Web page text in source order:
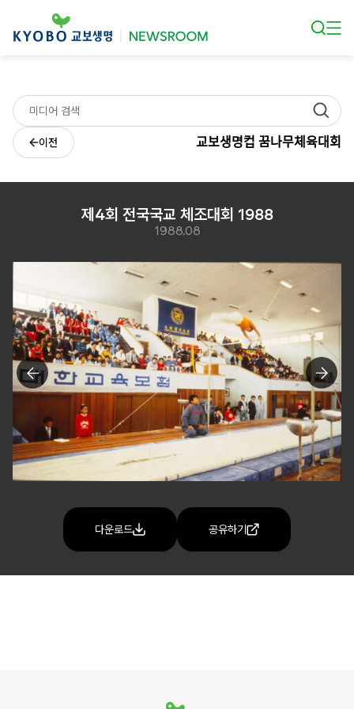
이전 교보생명컵 꿈나무체육대회
제4회 전국국교 체조대회 1988
1988.08
다운로드 공유하기